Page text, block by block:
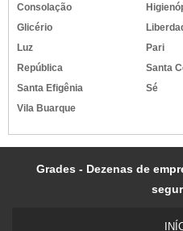
Consolação
Glicério
Luz
Pari
República
Santa
Santa Efigênia
Sé
Vila Buarque
Grades - Dezenas de